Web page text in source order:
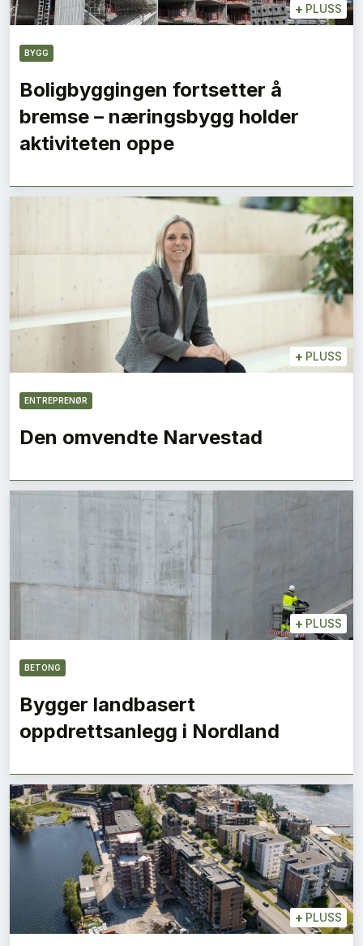
+ PLUSS
BYGG
Boligbyggingen fortsetter å
bremse – næringsbygg holder
aktiviteten oppe
+ PLUSS
ENTREPRENØR
Den omvendte Narvestad
+ PLUSS
BETONG
Bygger landbasert
oppdrettsanlegg i Nordland
+ PLUSS